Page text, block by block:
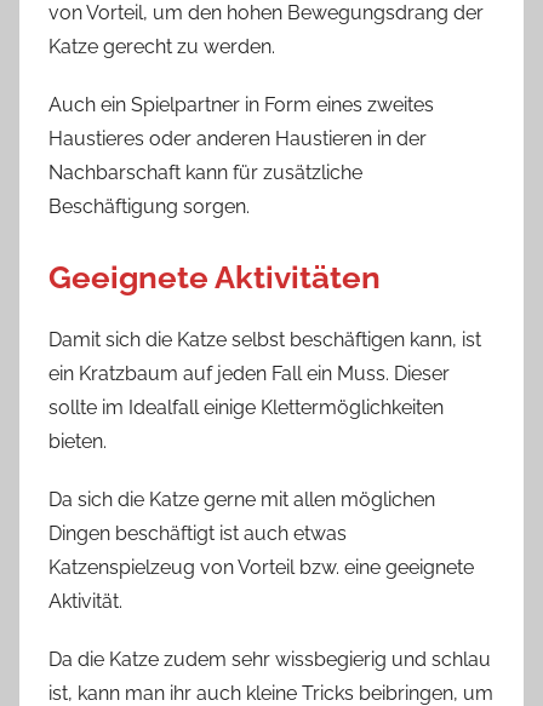
von Vorteil, um den hohen Bewegungsdrang der
Katze gerecht zu werden.
Auch ein Spielpartner in Form eines zweites
Haustieres oder anderen Haustieren in der
Nachbarschaft kann für zusätzliche
Beschäftigung sorgen.
Geeignete Aktivitäten
Damit sich die Katze selbst beschäftigen kann, ist
ein Kratzbaum auf jeden Fall ein Muss. Dieser
sollte im Idealfall einige Klettermöglichkeiten
bieten.
Da sich die Katze gerne mit allen möglichen
Dingen beschäftigt ist auch etwas
Katzenspielzeug von Vorteil bzw. eine geeignete
Aktivität.
Da die Katze zudem sehr wissbegierig und schlau
ist, kann man ihr auch kleine Tricks beibringen, um